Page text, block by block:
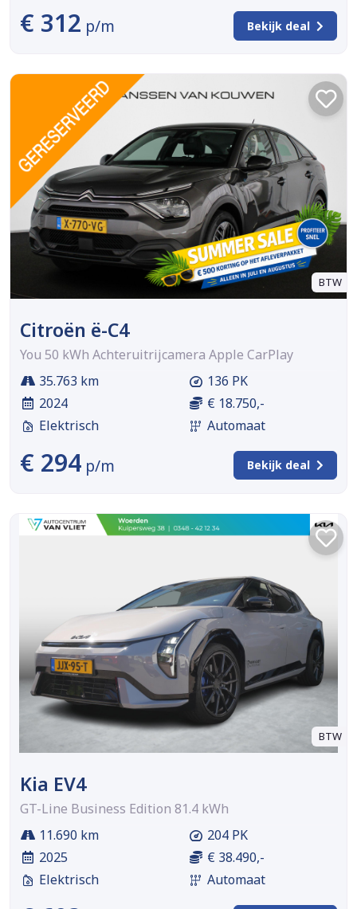
€ 312 p/m Bekijk deal
BTW
Citroën ë-C4
You 50 kWh Achteruitrijcamera Apple CarPlay
35.763 km
2024
Elektrisch
136 PK
€ 18.750,-
Automaat
€ 294 p/m Bekijk deal
BTW
Kia EV4
GT-Line Business Edition 81.4 kWh
11.690 km
2025
Elektrisch
204 PK
€ 38.490,-
Automaat